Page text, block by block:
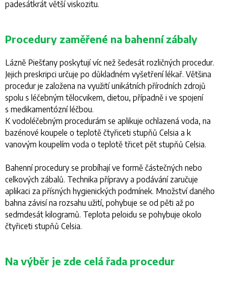
padesátkrát větší viskozitu.
Procedury zaměřené na bahenní zábaly
Lázně Piešťany poskytují víc než šedesát rozličných procedur.
Jejich preskripci určuje po důkladném vyšetření lékař. Většina
procedur je založena na využití unikátních přírodních zdrojů
spolu s léčebným tělocvikem, dietou, případně i ve spojení
s medikamentózní léčbou.
K vodoléčebným procedurám se aplikuje ochlazená voda, na
bazénové koupele o teplotě čtyřiceti stupňů Celsia a k
vanovým koupelím voda o teplotě třicet pět stupňů Celsia.
Bahenní procedury se probíhají ve formě částečných nebo
celkových zábalů. Technika přípravy a podávání zaručuje
aplikaci za přísných hygienických podmínek. Množství daného
bahna závisí na rozsahu užití, pohybuje se od pěti až po
sedmdesát kilogramů. Teplota peloidu se pohybuje okolo
čtyřiceti stupňů Celsia.
Na výběr je zde celá řada procedur